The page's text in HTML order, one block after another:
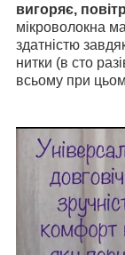
вигоряє,
мікроволокна
здатністю
нитки (в сто
всьому при